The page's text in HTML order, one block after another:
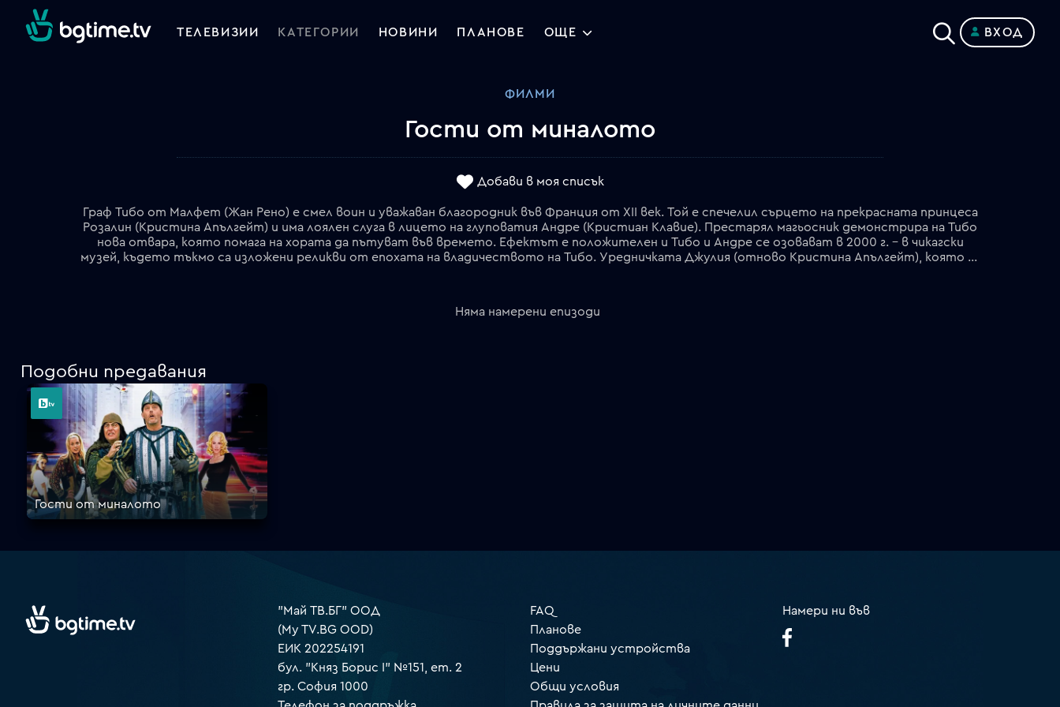
ТЕЛЕВИЗИИ КАТЕГОРИИ НОВИНИ ПЛАНОВЕ ОЩЕ ВХОД
ФИЛМИ
Гости от миналото
Добави в моя списък
Граф Тибо от Малфет (Жан Рено) е смел воин и уважаван благородник във Франция от XII век. Той е спечелил сърцето на прекрасната принцеса
Розалин (Кристина Апългейт) и има лоялен слуга в лицето на глуповатия Андре (Кристиан Клавие). Престарял магьосник демонстрира на Тибо
нова отвара, която помага на хората да пътуват във времето. Ефектът е положителен и Тибо и Андре се озовават в 2000 г. – в чикагски
музей, където тъкмо са изложени реликви от епохата на владичеството на Тибо. Уредничката Джулия (отново Кристина Апългейт), която поразително прилича на принцеса Розалин, намира дошлите от миналото посетители и става техен гид във Ветровития град. Тибо разбира, че младата дама е потомък на неговия род и осъзнава, че трябва да се върне в своя XII в. преди отсъствието му да е объркало нещата.
Няма намерени епизоди
Подобни предавания
Гости от миналото
"Май ТВ.БГ" ООД
(My TV.BG OOD)
ЕИК 202254191
бул. "Княз Борис I" №151, ет. 2
гр. София 1000
FAQ
Планове
Поддържани устройства
Цени
Общи условия
Намери ни във